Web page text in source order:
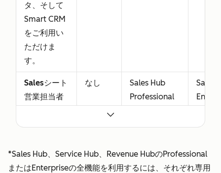
タ、そして
Smart CRM
をご利用い
ただけま
す。
Salesシート
営業担当者
Hub
Professional
なし
Sales Hub
Professional
Sales
*Sales Hub、Service Hub、Revenue HubのProfessional
またはEnterpriseの全機能を利用するには、それぞれ専用